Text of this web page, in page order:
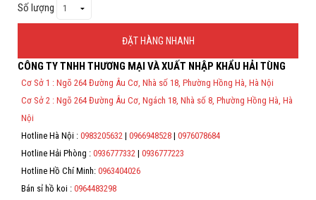
Số lượng
ĐẶT HÀNG NHANH
Thông Tin Đặt Hàng
Theo Nghị định 123/2020/NĐ-CP và nghị định 70/2025/NĐ-CP về việc
thực hiện lập Hóa Đơn Điện Tử bán hàng và cung cấp dịch vụ cho
người mua bắt buộc phải thế hiện đầy đủ thông tin: họ tên, địa chỉ, mã
CÔNG TY TNHH THƯƠNG MẠI VÀ XUẤT NHẬP KHẨU HẢI TÙNG
Cơ Sở 1 : Ngõ 264 Đường Âu Cơ, Nhà số 18, Phường Hồng Hà, Hà Nội
Cơ Sở 2 : Ngõ 264 Đường Âu Cơ, Ngách 18, Nhà số 8, Phường Hồng Hà, Hà
Nội
Hotline Hà Nội : 0983205632| 0966948528| 0976078684
Hotline Hải Phòng : 0936777332| 0936777223
Hotline Hồ Chí Minh: 0963404026
Bán sỉ hồ koi : 0964483298
Dự Án
Cá Koi
Kiến thức
Bán Buôn